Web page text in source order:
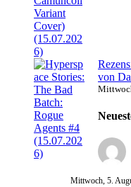
von
Mittwoch, 5.